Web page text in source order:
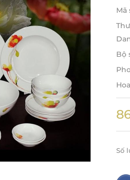
Mã
Bộ
Số